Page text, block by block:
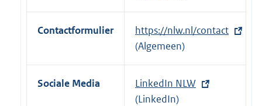
n
k
:
l
i
n
k
:
Contactformulier
E
x
t
e
r
https://nlw.nl/contact
(Algemeen)
Sociale Media
E
x
LinkedIn NLW
(LinkedIn)